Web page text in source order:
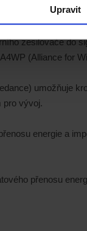
Upravit
analyzátorů
zesilovače
(Alliance for
umožňuje
pro vývoj.
energie a
přenosu